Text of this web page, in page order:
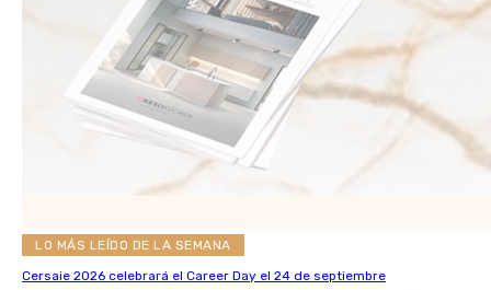
LO MÁS LEÍDO DE LA SEMANA
Cersaie 2026 celebrará el Career Day el 24 de septiembre